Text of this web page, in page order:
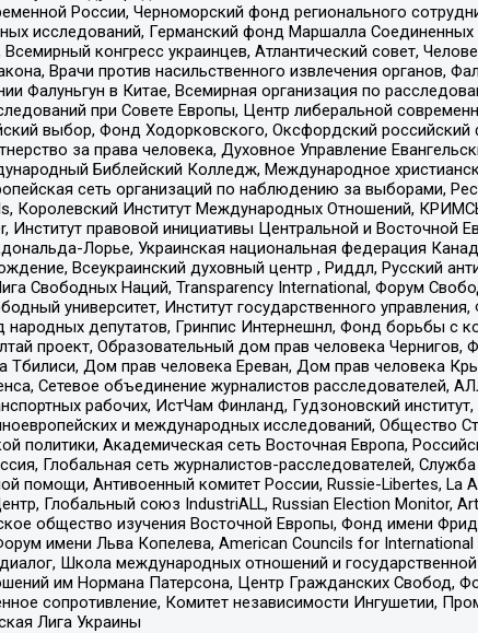
России, Черноморский фонд регионального
исследований, Германский фонд Маршалла Соединенных
конгресс украинцев, Атлантический совет,
Врачи против насильственного извлечения органов,
Фалуньгун в Китае, Всемирная организация по
при Совете Европы, Центр либеральной
выбор, Фонд Ходорковского, Оксфордский
за права человека, Духовное Управление
Библейский Колледж, Международное
сеть организаций по наблюдению за выборами,
Королевский Институт Международных Отношений,
Институт правовой инициативы Центральной и Восточной
Лорье, Украинская национальная федерация
Всеукраинский духовный центр , Риддл, Русский
Свободных Наций, Transparеncy International, Форум
университет, Институт государственного
депутатов, Гринпис Интернешнл, Фонд борьбы с
проект, Образовательный дом прав человека
Дом прав человека Ереван, Дом прав человека
Сетевое объединение журналистов расследователей,
рабочих, ИстЧам Финланд, Гудзоновский
и международных исследований, Общество
политики, Академическая сеть Восточная Европа,
Глобальная сеть журналистов-расследователей,
помощи, Антивоенный комитет России, Russie-Libertes, La
Глобальный союз IndustriALL, Russian Election Monitor,
общество изучения Восточной Европы, Фонд имени
имени Льва Копелева, American Councils for International
Школа международных отношений и
им Нормана Патерсона, Центр Гражданских Свобод,
сопротивление, Комитет независимости Ингушетии,
Лига Украины